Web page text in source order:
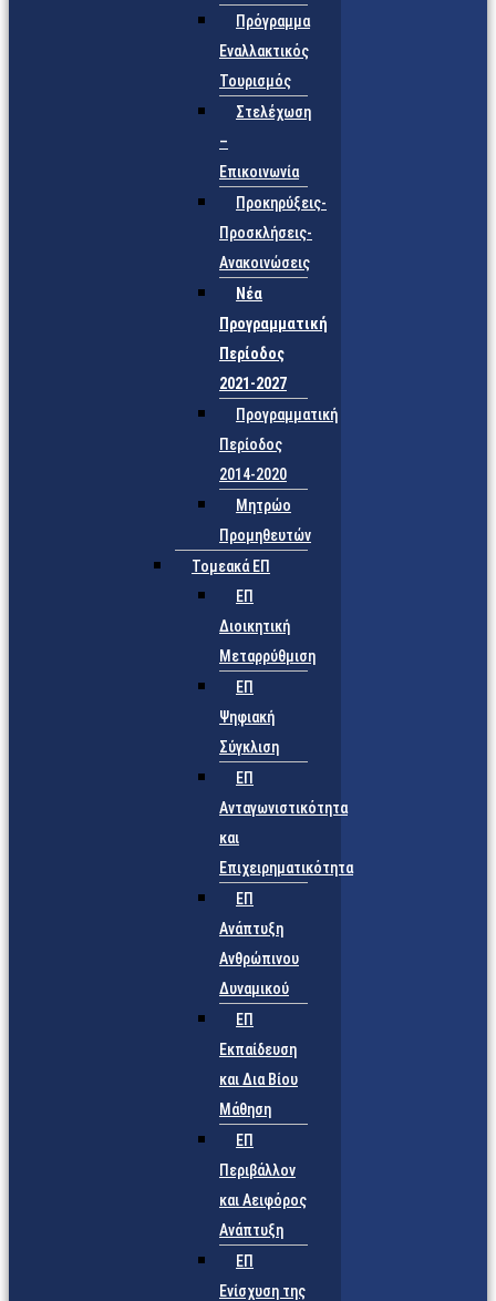
Πρόγραμμα
Εναλλακτικός
Τουρισμός
Στελέχωση
–
Επικοινωνία
Προκηρύξεις-
Προσκλήσεις-
Ανακοινώσεις
Νέα
Προγραμματική
Περίοδος
2021-2027
Προγραμματική
Περίοδος
2014-2020
Μητρώο
Προμηθευτών
Τομεακά ΕΠ
ΕΠ
Διοικητική
Μεταρρύθμιση
ΕΠ
Ψηφιακή
Σύγκλιση
ΕΠ
Ανταγωνιστικότητα
και
Επιχειρηματικότητα
ΕΠ
Ανάπτυξη
Ανθρώπινου
Δυναμικού
ΕΠ
Εκπαίδευση
και Δια Βίου
Μάθηση
ΕΠ
Περιβάλλον
και Αειφόρος
Ανάπτυξη
ΕΠ
Ενίσχυση της